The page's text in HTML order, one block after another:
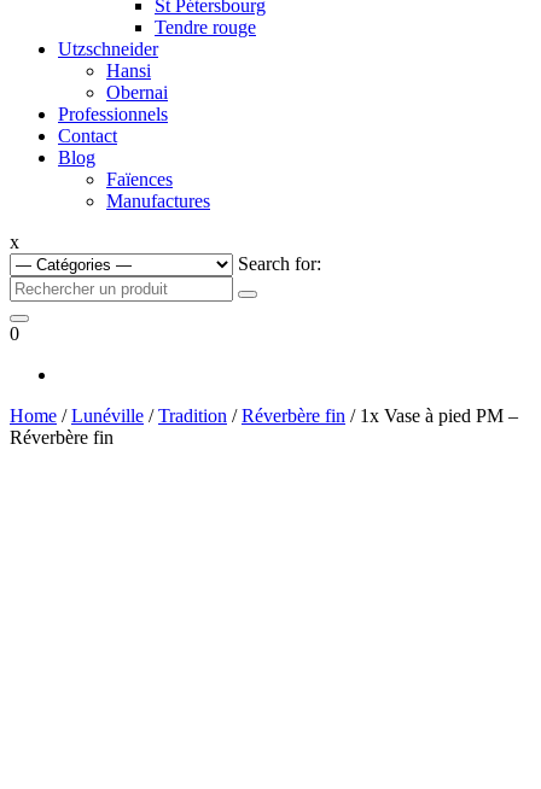
St Pétersbourg
Tendre rouge
Utzschneider
Hansi
Obernai
Professionnels
Contact
Blog
Faïences
Manufactures
x
Search for:
0
Home /Lunéville /Tradition /Réverbère fin / 1x Vase à pied PM –
Réverbère fin